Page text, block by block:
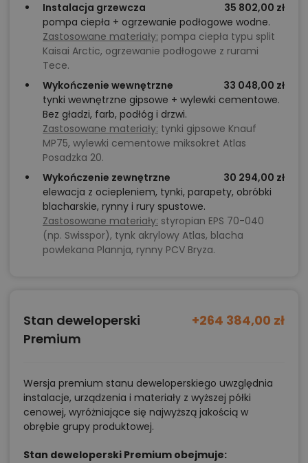
Instalacja grzewcza
35 802,00 zł
pompa ciepła + ogrzewanie podłogowe wodne.
Zastosowane materiały: pompa ciepła typu split
Kaisai Arctic, ogrzewanie podłogowe z rurami
Tece.
Wykończenie wewnętrzne
33 048,00 zł
tynki wewnętrzne gipsowe + wylewki cementowe.
Bez gładzi, farb, podłóg i drzwi.
Zastosowane materiały: tynki gipsowe Knauf
MP75, wylewki cementowe miksokret Atlas
Posadzka 20.
Wykończenie zewnętrzne
30 294,00 zł
elewacja z ociepleniem, tynki, parapety, obróbki
blacharskie, rynny i rury spustowe.
Zastosowane materiały: styropian EPS 70-040
(np. Swisspor), tynk akrylowy Atlas, blacha
powlekana Plannja, rynny PCV Bryza.
Stan deweloperski
Premium
+264 384,00 zł
Wersja premium stanu deweloperskiego uwzględnia
instalacje, urządzenia i materiały z wyższej półki
cenowej, wyróżniające się najwyższą jakością w
obrębie grupy produktowej.
Stan deweloperski Premium obejmuje: